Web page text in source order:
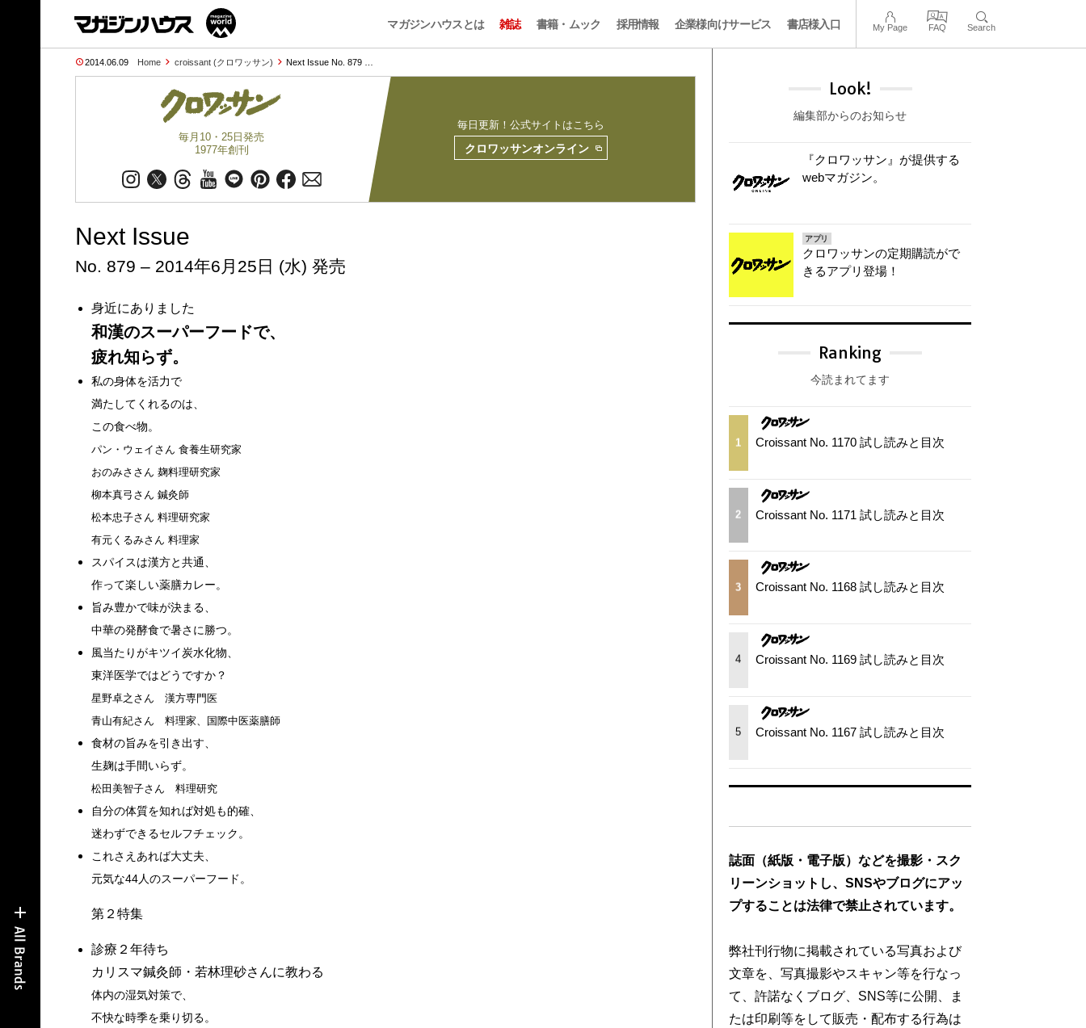
マガジンハウスとは 雑誌 書籍・ムック 採用情報 企業様向けサービス 書店様入口 My Page FAQ Search
2014.06.09 Home croissant (クロワッサン) Next Issue No. 879 …
毎月10・25日発売
1977年創刊
毎日更新！公式サイトはこちら
クロワッサンオンライン
Next Issue
No. 879 – 2014年6月25日 (水) 発売
身近にありました
和漢のスーパーフードで、
疲れ知らず。
私の身体を活力で
満たしてくれるのは、
この食べ物。
パン・ウェイさん 食養生研究家
おのみささん 麹料理研究家
柳本真弓さん 鍼灸師
松本忠子さん 料理研究家
有元くるみさん 料理家
スパイスは漢方と共通、
作って楽しい薬膳カレー。
旨み豊かで味が決まる、
中華の発酵食で暑さに勝つ。
風当たりがキツイ炭水化物、
東洋医学ではどうですか？
星野卓之さん 漢方専門医
青山有紀さん 料理家、国際中医薬膳師
食材の旨みを引き出す、
生麹は手間いらず。
松田美智子さん 料理研究
自分の体質を知れば対処も的確、
迷わずできるセルフチェック。
これさえあれば大丈夫、
元気な44人のスーパーフード。
第２特集
診療２年待ち
カリスマ鍼灸師・若林理砂さんに教わる
体内の湿気対策で、
不快な時季を乗り切る。
Look!
編集部からのお知らせ
『クロワッサン』が提供する
webマガジン。
アプリ
クロワッサンの定期購読がで
きるアプリ登場！
Ranking
今読まれてます
1 Croissant No. 1170 試し読みと目次
2 Croissant No. 1171 試し読みと目次
3 Croissant No. 1168 試し読みと目次
4 Croissant No. 1169 試し読みと目次
5 Croissant No. 1167 試し読みと目次
誌面（紙版・電子版）などを撮影・スク
リーンショットし、SNSやブログにアッ
プすることは法律で禁止されています。
弊社刊行物に掲載されている写真および
文章を、写真撮影やスキャン等を行なっ
て、許諾なくブログ、SNS等に公開、ま
たは印刷等をして販売・配布する行為は